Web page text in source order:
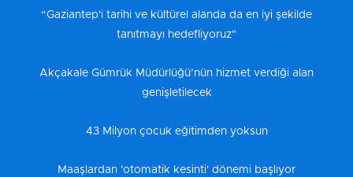
“Gaziantep'i tarihi ve kültürel alanda da en iyi şekilde
tanıtmayı hedefliyoruz"
Akçakale Gümrük Müdürlüğü’nün hizmet verdiği alan
genişletilecek
43 Milyon çocuk eğitimden yoksun
Maaşlardan 'otomatik kesinti' dönemi başlıyor